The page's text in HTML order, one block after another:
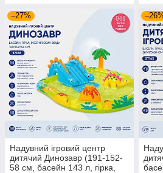
–27%
Надувний ігровий центр
дитячий Динозавр (191-152-
58 см, басейн 143 л, гірка,